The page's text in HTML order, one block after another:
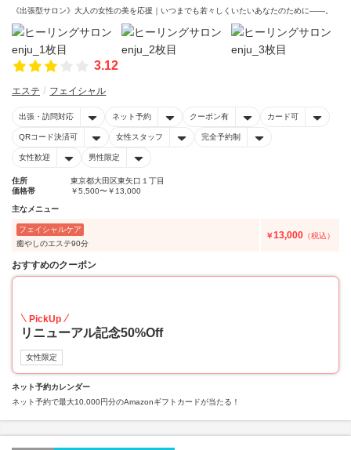
《出張型サロン》大人の女性の美を応援｜いつまでも若々しくいたいあなたのために――。
3.12
エステ フェイシャル
出張・訪問対応 ネット予約 クーポン有 カード可
QRコード決済可 女性スタッフ 完全予約制
女性歓迎 男性限定
住所
東京都大田区東矢口１丁目
価格帯
￥5,500〜￥13,000
主なメニュー
フェイシャルケア
癒やしのエステ90分
￥13,000 （税込）
おすすめのクーポン
PickUp
リニューアル記念50%Off
女性限定
ネット予約カレンダー
ネット予約で最大10,000円分のAmazonギフトカードが当たる！